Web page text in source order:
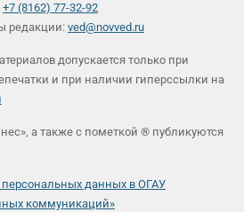
+7 (8162) 77-32-92
редакции: ved@novved.ru
допускается только при
и при наличии гиперссылки на
а также с пометкой ® публикуются
данных в ОГАУ
коммуникаций»